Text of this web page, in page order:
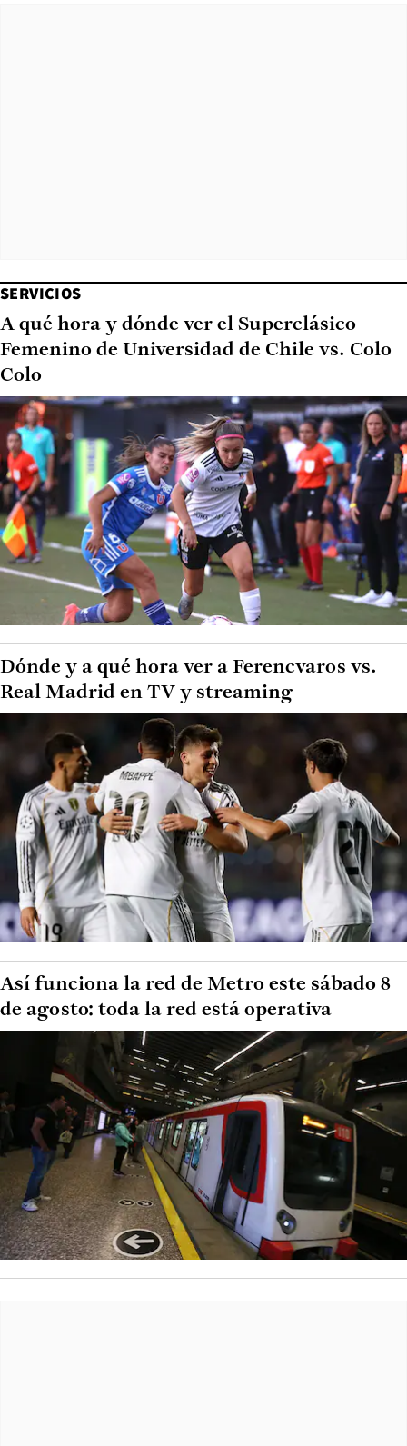
SERVICIOS
A qué hora y dónde ver el Superclásico
Femenino de Universidad de Chile vs. Colo
Colo
Dónde y a qué hora ver a Ferencvaros vs.
Real Madrid en TV y streaming
Así funciona la red de Metro este sábado 8
de agosto: toda la red está operativa